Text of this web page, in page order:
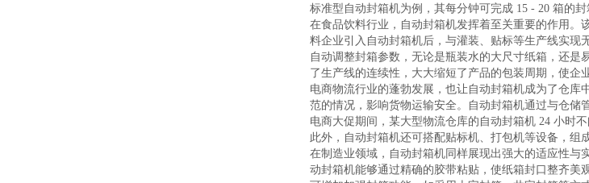
标准型自动封箱机为例，其每分钟可完成 15 - 20 箱的
在食品饮料行业，自动封箱机发挥着至关重要的作用
料企业引入自动封箱机后，与灌装、贴标等生产线实现
自动调整封箱参数，无论是瓶装水的大尺寸纸箱，还
了生产线的连续性，大大缩短了产品的包装周期，使企
电商物流行业的蓬勃发展，也让自动封箱机成为了仓库
范的情况，影响货物运输安全。自动封箱机通过与仓储
电商大促期间，某大型物流仓库的自动封箱机 24 小时
此外，自动封箱机还可搭配贴标机、打包机等设备，组
在制造业领域，自动封箱机同样展现出强大的适应性与
动封箱机能够通过精确的胶带粘贴，使纸箱封口整齐